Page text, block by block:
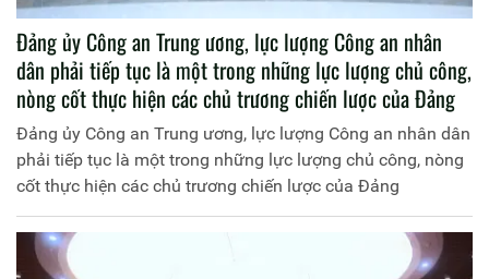
Đảng ủy Công an Trung ương, lực lượng Công an nhân
dân phải tiếp tục là một trong những lực lượng chủ công,
nòng cốt thực hiện các chủ trương chiến lược của Đảng
Đảng ủy Công an Trung ương, lực lượng Công an nhân dân
phải tiếp tục là một trong những lực lượng chủ công, nòng
cốt thực hiện các chủ trương chiến lược của Đảng